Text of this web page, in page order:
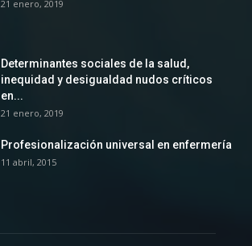
21 enero, 2019
Determinantes sociales de la salud,
inequidad y desigualdad nudos críticos
en...
21 enero, 2019
Profesionalización universal en enfermería
11 abril, 2015